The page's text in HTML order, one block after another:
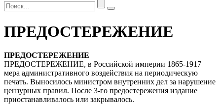
ПРЕДОСТЕРЕЖЕНИЕ
ПРЕДОСТЕРЕЖЕНИЕ
ПРЕДОСТЕРЕЖЕНИЕ, в Российской империи 1865-1917
мера административного воздействия на периодическую
печать. Выносилось министром внутренних дел за нарушение
цензурных правил. После 3-го предостережения издание
приостанавливалось или закрывалось.